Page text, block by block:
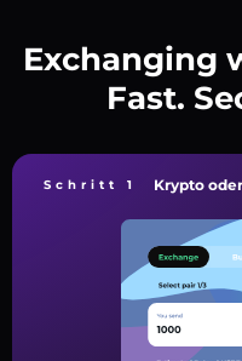
Exchanging
Fast.
Schritt 1 Krypto